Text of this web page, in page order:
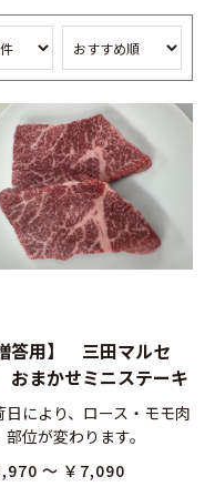
答用】 三田マルセ
まかせミニステーキ
日により、ロース・モモ肉
部位が変わります。
～ ￥7,090